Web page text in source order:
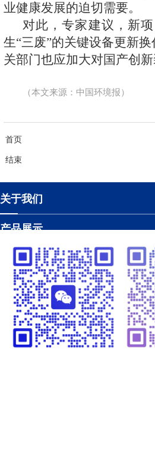
业健康发展的迫切需要。
对此，专家建议，新
生“三废”的关键设备更新
关部门也应加大对国产创新
（本文来源：中国环境报）
首页
结束
关于我们
产品展示
工程案例
新闻资讯
智慧水务系统